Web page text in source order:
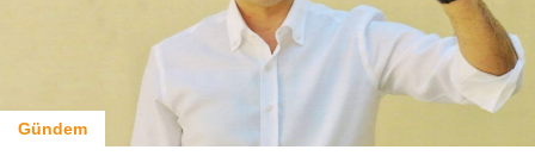
Gündem